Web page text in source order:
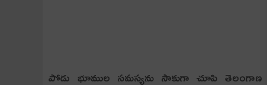
పోడు భూముల సమస్యను సాకుగా చూపి తెలంగాణ